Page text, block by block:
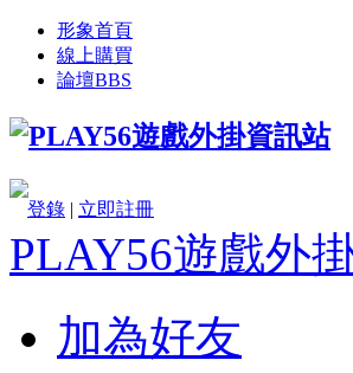
形象首頁
線上購買
論壇BBS
登錄 | 立即註冊
PLAY56遊戲外
加為好友